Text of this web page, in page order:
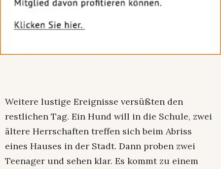
Weitere lustige Ereignisse versüßten den
restlichen Tag. Ein Hund will in die Schule, zwei
ältere Herrschaften treffen sich beim Abriss
eines Hauses in der Stadt. Dann proben zwei
Teenager und sehen klar. Es kommt zu einem